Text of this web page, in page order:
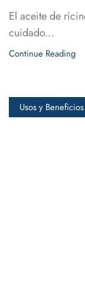
El aceite de
cuidado...
Continue Reading
Usos y Beneficios